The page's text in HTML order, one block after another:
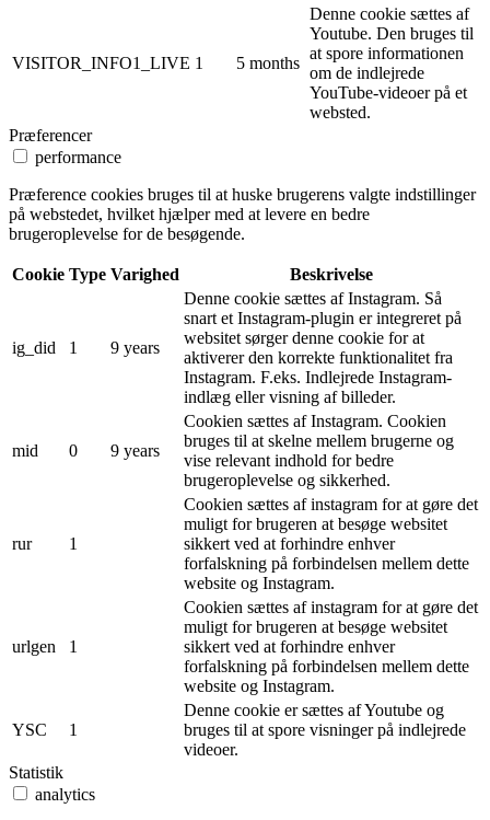
VISITOR_INFO1_LIVE 1 5 months
Denne cookie sættes af
Youtube. Den bruges til
at spore informationen
om de indlejrede
YouTube-videoer på et
websted.
Præferencer
performance
Præference cookies bruges til at huske brugerens valgte indstillinger
på webstedet, hvilket hjælper med at levere en bedre
brugeroplevelse for de besøgende.
Cookie Type Varighed Beskrivelse
ig_did 1 9 years
Denne cookie sættes af Instagram. Så
snart et Instagram-plugin er integreret på
websitet sørger denne cookie for at
aktiverer den korrekte funktionalitet fra
Instagram. F.eks. Indlejrede Instagram-
indlæg eller visning af billeder.
mid 0 9 years
Cookien sættes af Instagram. Cookien
bruges til at skelne mellem brugerne og
vise relevant indhold for bedre
brugeroplevelse og sikkerhed.
rur 1
Cookien sættes af instagram for at gøre det
muligt for brugeren at besøge websitet
sikkert ved at forhindre enhver
forfalskning på forbindelsen mellem dette
website og Instagram.
urlgen 1
Cookien sættes af instagram for at gøre det
muligt for brugeren at besøge websitet
sikkert ved at forhindre enhver
forfalskning på forbindelsen mellem dette
website og Instagram.
YSC 1
Denne cookie er sættes af Youtube og
bruges til at spore visninger på indlejrede
videoer.
Statistik
analytics